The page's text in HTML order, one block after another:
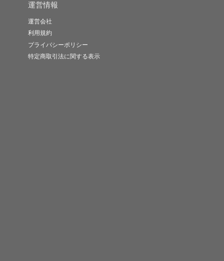
運営情報
運営会社
利用規約
プライバシーポリシー
特定商取引法に関する表示